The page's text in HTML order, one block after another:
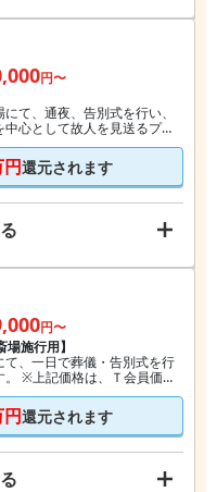
円〜
て、通夜、告別式を行い、
心として故人を見送るプラ
価格は、Ｔ会員価格です。
還元されます
円〜
施行用】
て、一日で葬儀・告別式を行
。 ※上記価格は、Ｔ会員価格
還元されます